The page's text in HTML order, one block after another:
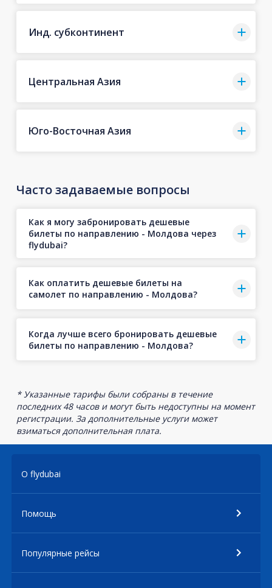
Инд. субконтинент
Центральная Азия
Юго-Восточная Азия
Часто задаваемые вопросы
Как я могу забронировать дешевые
билеты по направлению - Молдова через
flydubai?
Как оплатить дешевые билеты на
самолет по направлению - Молдова?
Когда лучше всего бронировать дешевые
билеты по направлению - Молдова?
* Указанные тарифы были собраны в течение
последних 48 часов и могут быть недоступны на момент
регистрации. За дополнительные услуги может
взиматься дополнительная плата.
О flydubai
Помощь
Популярные рейсы